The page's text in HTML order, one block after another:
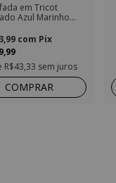
em Tricot
Azul Marinho
com Pix
R$43,33 sem juros
COMPRAR